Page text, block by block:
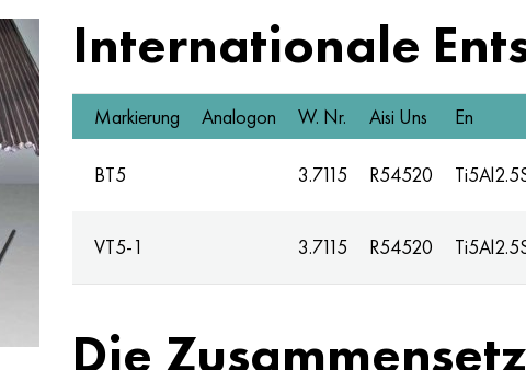
Internationale
Markierung Analogon W. Nr. Aisi Uns En
BT5 3.7115 R54520
VT5-1 3.7115 R54520
Die